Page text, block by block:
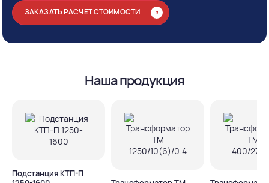
ЗАКАЗАТЬ РАСЧЕТ СТОИМОСТИ
Наша продукция
Подстанция КТП-П